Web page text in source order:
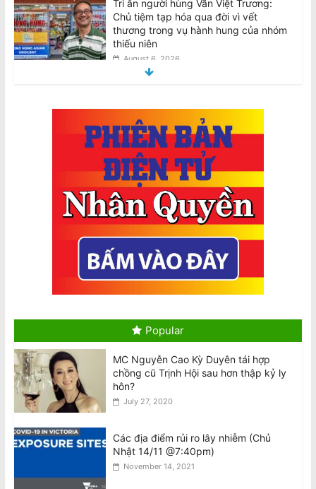
Tri ân người hùng Văn Việt Trương:
Chủ tiệm tạp hóa qua đời vì vết
thương trong vụ hành hung của nhóm
thiếu niên
August 6, 2026
suffered in teen group bashing
August 6, 2026
BẢN TUYÊN BỐ: Về việc thực hiện
nghĩa vụ bàn giao theo Nội Quy 2024
của CĐNVTD-VIC
August 6, 2026
AVRNC: Phản Đối Tổng Bí Thư Kiêm
Chủ Tịch Nhà Nước CSVN Tô Lâm
Đến Úc Châu
August 7, 2026
Chủ tịch Đảng Cộng Sản Việt Nam
August 6, 2026
Visit to Australia by the General
Secretary and President of the
Tên lửa SpaceX Falcon 9 đâm vào Mặt
Trăng tốc độ 8.690 km/h
Popular
MC Nguyễn Cao Kỳ Duyên tái hợp
chồng cũ Trịnh Hội sau hơn thập kỷ ly
hôn?
July 27, 2020
Các địa điểm rủi ro lây nhiễm (Chủ
Nhật 14/11 @7:40pm)
November 14, 2021